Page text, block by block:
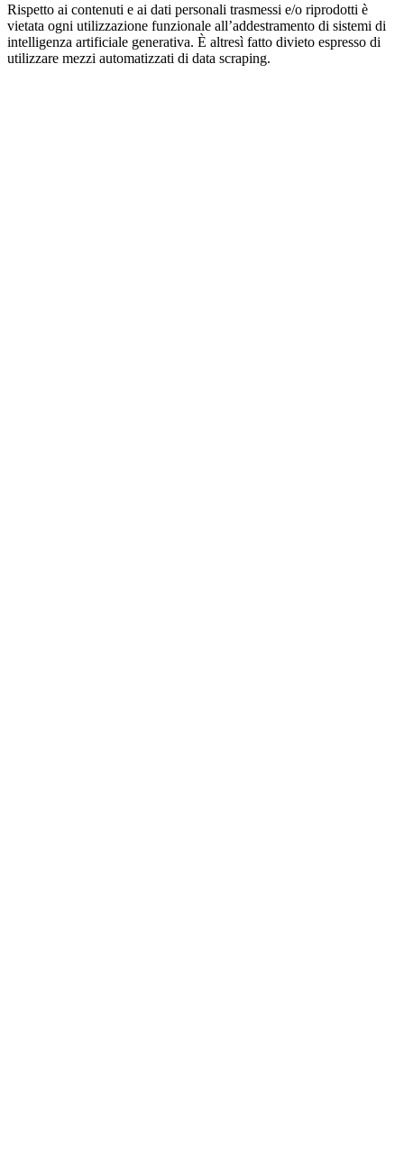
Rispetto ai contenuti e ai dati personali trasmessi e/o riprodotti è
vietata ogni utilizzazione funzionale all’addestramento di sistemi di
intelligenza artificiale generativa. È altresì fatto divieto espresso di
utilizzare mezzi automatizzati di data scraping.